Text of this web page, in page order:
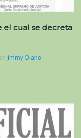
el cual se decreta
Jimmy Olano